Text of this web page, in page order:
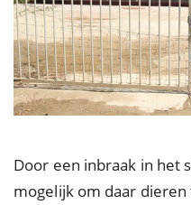
Door een inbraak in het
mogelijk om daar